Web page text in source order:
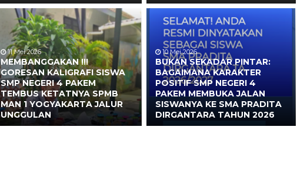
11 Mei 2026
MEMBANGGAKAN !!!
GORESAN KALIGRAFI SISWA
SMP NEGERI 4 PAKEM
TEMBUS KETATNYA SPMB
MAN 1 YOGYAKARTA JALUR
UNGGULAN
10 Mei 2026
BUKAN SEKADAR PINTAR:
BAGAIMANA KARAKTER
POSITIF SMP NEGERI 4
PAKEM MEMBUKA JALAN
SISWANYA KE SMA PRADITA
DIRGANTARA TAHUN 2026